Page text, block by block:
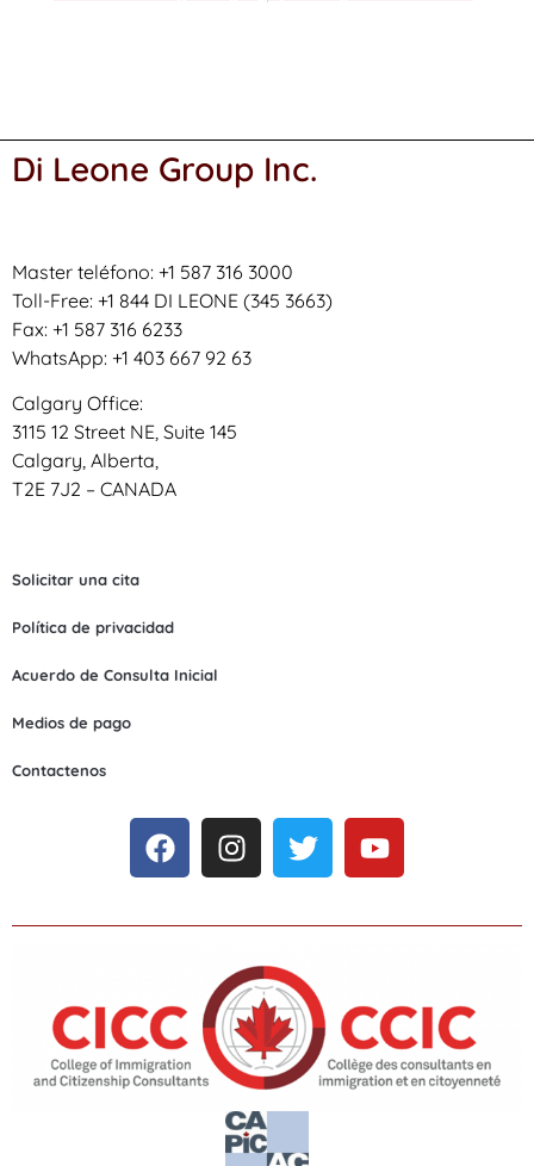
Di Leone Group Inc.
Master teléfono: +1 587 316 3000
Toll-Free: +1 844 DI LEONE (345 3663)
Fax: +1 587 316 6233
WhatsApp: +1 403 667 92 63
Calgary Office:
3115 12 Street NE, Suite 145
Calgary, Alberta,
T2E 7J2 – CANADA
Solicitar una cita
Política de privacidad
Acuerdo de Consulta Inicial
Medios de pago
Contactenos